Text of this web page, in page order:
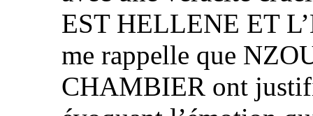
EST HELLENE ET
me rappelle que
CHAMBIER ont